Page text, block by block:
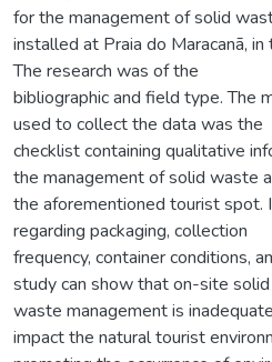
for the management of solid
installed at Praia do Maracanã,
The research was of the
bibliographic and field type. The
used to collect the data was the
checklist containing qualitative
the management of solid waste
the aforementioned tourist spot.
regarding packaging, collection
frequency, container conditions,
study can show that on-site solid
waste management is
impact the natural tourist